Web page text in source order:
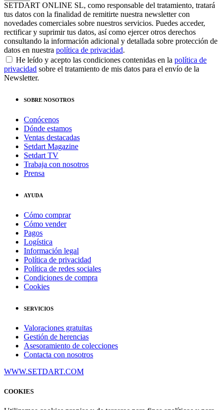
SETDART ONLINE SL, como responsable del tratamiento, tratará
tus datos con la finalidad de remitirte nuestra newsletter con
novedades comerciales sobre nuestros servicios. Puedes acceder,
rectificar y suprimir tus datos, así como ejercer otros derechos
consultando la información adicional y detallada sobre protección de
datos en nuestra política de privacidad.
He leído y acepto las condiciones contenidas en la política de
privacidad sobre el tratamiento de mis datos para el envío de la
Newsletter.
SOBRE NOSOTROS
Conócenos
Dónde estamos
Ventas destacadas
Setdart Magazine
Setdart TV
Trabaja con nosotros
Prensa
AYUDA
Cómo comprar
Cómo vender
Pagos
Logística
Información legal
Política de privacidad
Política de redes sociales
Condiciones de compra
Cookies
SERVICIOS
Valoraciones gratuitas
Gestión de herencias
Asesoramiento de colecciones
Contacta con nosotros
WWW.SETDART.COM
COOKIES